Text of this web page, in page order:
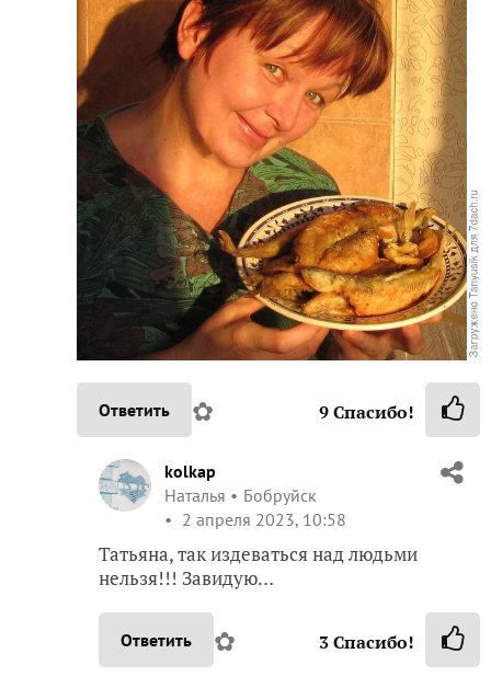
Ответить ✿ 9Спасибо!
kolkap
Наталья
Бобруйск
2 апреля 2023, 10:58
Татьяна, так издеваться над людьми
нельзя!!! Завидую…
Ответить ✿ 3Спасибо!